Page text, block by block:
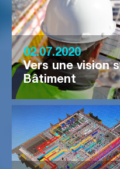
02.07.2020
Vers une vision
Bâtiment